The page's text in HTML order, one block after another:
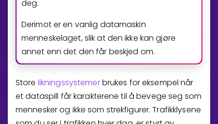
deg.
Derimot er en vanlig datamaskin
menneskelaget, slik at den ikke kan gjøre
annet enn det den får beskjed om.
Store likningssystemerbrukes for eksempel når
et dataspill får karakterene til å bevege seg som
mennesker og ikke som strekfigurer. Trafikklysene